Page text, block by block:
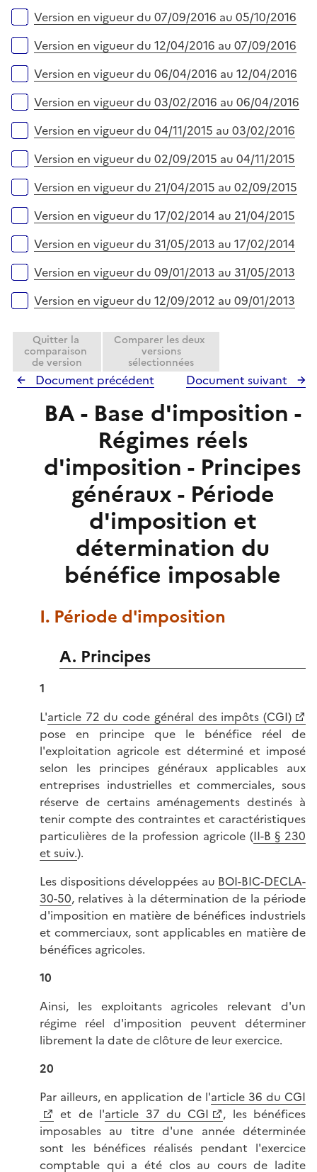
Version en vigueur du 07/09/2016 au 05/10/2016
Version en vigueur du 12/04/2016 au 07/09/2016
Version en vigueur du 06/04/2016 au 12/04/2016
Version en vigueur du 03/02/2016 au 06/04/2016
Version en vigueur du 04/11/2015 au 03/02/2016
Version en vigueur du 02/09/2015 au 04/11/2015
Version en vigueur du 21/04/2015 au 02/09/2015
Version en vigueur du 17/02/2014 au 21/04/2015
Version en vigueur du 31/05/2013 au 17/02/2014
Version en vigueur du 09/01/2013 au 31/05/2013
Version en vigueur du 12/09/2012 au 09/01/2013
Quitter la
comparaison
de version
Comparer les deux
versions
sélectionnées
Document précédent Document suivant
BA - Base d'imposition -
Régimes réels
d'imposition - Principes
généraux - Période
d'imposition et
détermination du
bénéfice imposable
I. Période d'imposition
A. Principes
1
L'article 72 du code général des impôts (CGI)
pose en principe que le bénéfice réel de
l'exploitation agricole est déterminé et imposé
selon les principes généraux applicables aux
entreprises industrielles et commerciales, sous
réserve de certains aménagements destinés à
tenir compte des contraintes et caractéristiques
particulières de la profession agricole (II-B § 230
et suiv.).
Les dispositions développées au BOI-BIC-DECLA-
30-50, relatives à la détermination de la période
d'imposition en matière de bénéfices industriels
et commerciaux, sont applicables en matière de
bénéfices agricoles.
10
Ainsi, les exploitants agricoles relevant d'un
régime réel d'imposition peuvent déterminer
librement la date de clôture de leur exercice.
20
Par ailleurs, en application de l'article 36 du CGI
et de l'article 37 du CGI
, les bénéfices
imposables au titre d'une année déterminée
sont les bénéfices réalisés pendant l'exercice
comptable qui a été clos au cours de ladite